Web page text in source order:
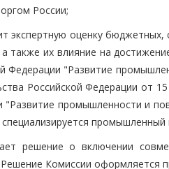
России;
экспертную оценку бюджетных,
также их влияние на
Федерации "Развитие
Российской Федерации от
"Развитие промышленности и
решение о включении
Комиссии оформляется